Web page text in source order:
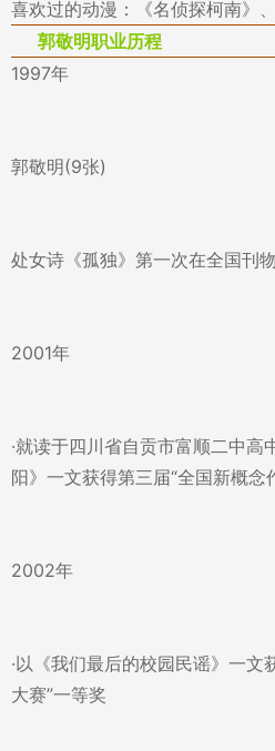
喜欢过的动漫：《名侦探柯南》、
郭敬明职业历程
1997年
郭敬明(9张)
处女诗《孤独》第一次在全国刊
2001年
·就读于四川省自贡市富顺二中高
阳》一文获得第三届“全国新概念
2002年
·以《我们最后的校园民谣》一文
大赛”一等奖